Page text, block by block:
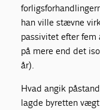
han ville stævne
passivitet efter fem
på mere end det
år).
Hvad angik
lagde byretten